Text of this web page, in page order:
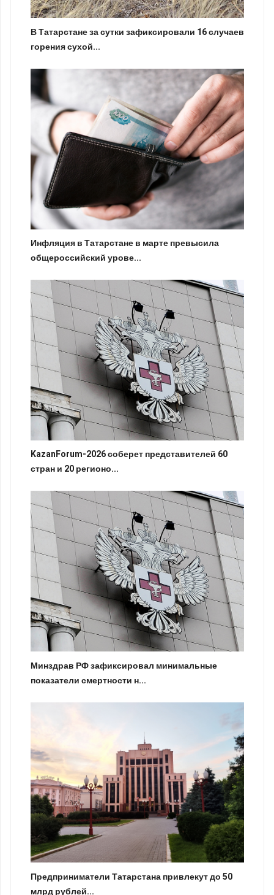
В Татарстане за сутки зафиксировали 16 случаев
горения сухой...
Инфляция в Татарстане в марте превысила
общероссийский урове...
KazanForum-2026 соберет представителей 60
стран и 20 регионо...
Минздрав РФ зафиксировал минимальные
показатели смертности н...
Предприниматели Татарстана привлекут до 50
млрд рублей...